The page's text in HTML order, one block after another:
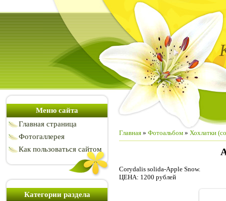
Меню сайта
Главная страница
Фотогаллерея
Как пользоваться сайтом
Категории раздела
Главная » Фотоальбом » Хохлатки
Corydalis solida-Apple Snow.
ЦЕНА: 1200 рублей